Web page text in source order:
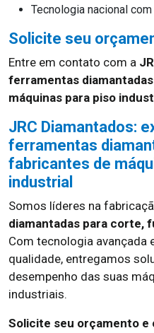
Tecnologia nacional
Solicite seu
Entre em contato com a
ferramentas
máquinas para piso
JRC Diamantados:
ferramentas
fabricantes de
industrial
Somos líderes na
diamantadas para corte,
Com tecnologia avançada
qualidade, entregamos
desempenho das suas
industriais.
Solicite seu orçamento e